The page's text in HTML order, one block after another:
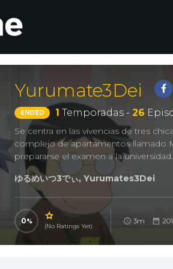
Yurumate3Dei
ENDED 1 Temporadas - 26
Se centra en las vivencias de tres
complejo de apartamentos llamado
prepararse el examen a la universidad.
ゆるめいつ3でぃ, Yurumates3Dei
0
(No Ratings Yet)
3m